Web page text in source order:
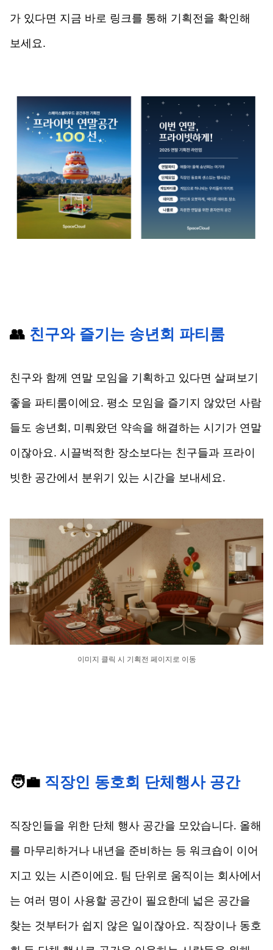
가 있다면 지금 바로 링크를 통해 기획전을 확인해
보세요.
👥 친구와 즐기는 송년회 파티룸
친구와 함께 연말 모임을 기획하고 있다면 살펴보기
좋을 파티룸이에요. 평소 모임을 즐기지 않았던 사람
들도 송년회, 미뤄왔던 약속을 해결하는 시기가 연말
이잖아요. 시끌벅적한 장소보다는 친구들과 프라이
빗한 공간에서 분위기 있는 시간을 보내세요.
이미지 클릭 시 기획전 페이지로 이동
🧑‍💼 직장인 동호회 단체행사 공간
직장인들을 위한 단체 행사 공간을 모았습니다. 올해
를 마무리하거나 내년을 준비하는 등 워크숍이 이어
지고 있는 시즌이에요. 팀 단위로 움직이는 회사에서
는 여러 명이 사용할 공간이 필요한데 넓은 공간을
찾는 것부터가 쉽지 않은 일이잖아요. 직장이나 동호